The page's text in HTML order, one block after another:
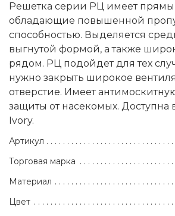
Решетка серии РЦ имеет
обладающие повышенной
способностью. Выделяется
выгнутой формой, а также
рядом. РЦ подойдет для тех
нужно закрыть широкое
отверстие. Имеет
защиты от насекомых. Доступна
Ivory.
Артикул
Торговая марка
Материал
Цвет